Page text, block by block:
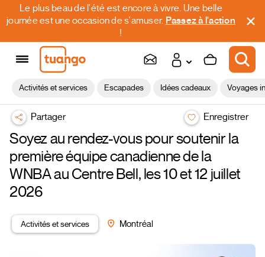
Le plus beau de l'été est encore à vivre. Une belle
journée est une occasion de s'amuser. Passez à l'action
!
Activités et services Escapades Idées cadeaux Voyages
Partager Enregistrer
Soyez au rendez-vous pour soutenir la
première équipe canadienne de la
WNBA au Centre Bell, les 10 et 12 juillet
2026
Activités et services Montréal